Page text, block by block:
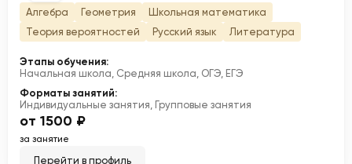
Алгебра Геометрия
Школьная математика
Теория вероятностей
Русский язык Литература
Этапы обучения:
Начальная школа, Средняя школа, ОГЭ, ЕГЭ
Форматы занятий:
Индивидуальные занятия, Групповые занятия
от 1500 ₽
за занятие
Перейти в профиль